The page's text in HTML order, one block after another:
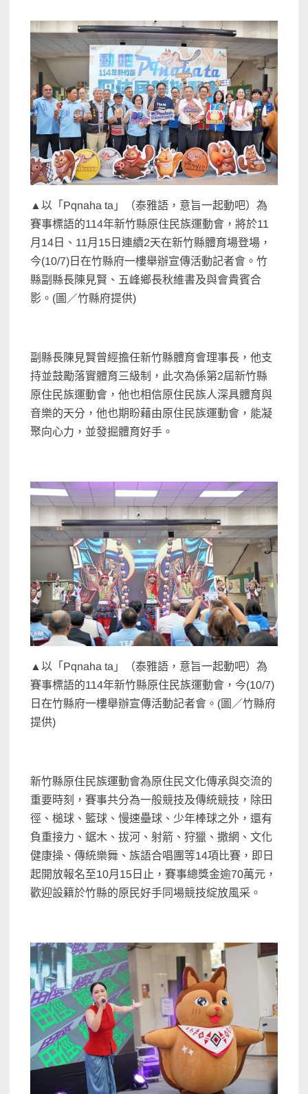
▲以「Pqnaha ta」（泰雅語，意旨一起動吧）為
賽事標語的114年新竹縣原住民族運動會，將於11
月14日、11月15日連續2天在新竹縣體育場登場，
今(10/7)日在竹縣府一樓舉辦宣傳活動記者會。竹
縣副縣長陳見賢、五峰鄉長秋維書及與會貴賓合
影。(圖／竹縣府提供)
副縣長陳見賢曾經擔任新竹縣體育會理事長，他支
持並鼓勵落實體育三級制，此次為係第2屆新竹縣
原住民族運動會，他也相信原住民族人深具體育與
音樂的天分，他也期盼藉由原住民族運動會，能凝
聚向心力，並發掘體育好手。
▲以「Pqnaha ta」（泰雅語，意旨一起動吧）為
賽事標語的114年新竹縣原住民族運動會，今(10/7)
日在竹縣府一樓舉辦宣傳活動記者會。(圖／竹縣府
提供)
新竹縣原住民族運動會為原住民文化傳承與交流的
重要時刻，賽事共分為一般競技及傳統競技，除田
徑、槌球、籃球、慢速壘球、少年棒球之外，還有
負重接力、鋸木、拔河、射箭、狩獵、撒網、文化
健康操、傳統樂舞、族語合唱團等14項比賽，即日
起開放報名至10月15日止，賽事總獎金逾70萬元，
歡迎設籍於竹縣的原民好手同場競技綻放風采。